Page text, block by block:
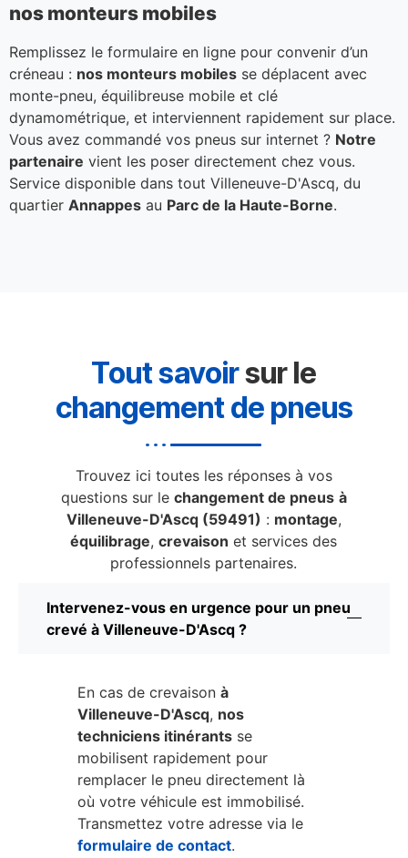
nos monteurs mobiles
Remplissez le formulaire en ligne pour convenir d’un
créneau : nos monteurs mobiles se déplacent avec
monte-pneu, équilibreuse mobile et clé
dynamométrique, et interviennent rapidement sur place.
Vous avez commandé vos pneus sur internet ? Notre
partenaire vient les poser directement chez vous.
Service disponible dans tout Villeneuve-D'Ascq, du
quartier Annappes au Parc de la Haute-Borne.
Tout savoirsur le
changement de pneus
Trouvez ici toutes les réponses à vos
questions sur le changement de pneus à
Villeneuve-D'Ascq (59491) : montage,
équilibrage,crevaison et services des
professionnels partenaires.
Intervenez-vous en urgence pour un pneu
crevé à Villeneuve-D'Ascq ?
En cas de crevaison à
Villeneuve-D'Ascq, nos
techniciens itinérants se
mobilisent rapidement pour
remplacer le pneu directement là
où votre véhicule est immobilisé.
Transmettez votre adresse via le
formulaire de contact.